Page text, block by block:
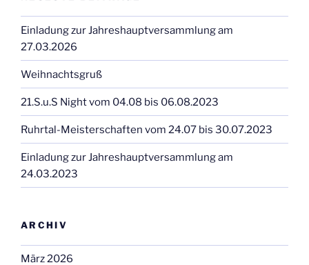
Einladung zur Jahreshauptversammlung am
27.03.2026
Weihnachtsgruß
21.S.u.S Night vom 04.08 bis 06.08.2023
Ruhrtal-Meisterschaften vom 24.07 bis 30.07.2023
Einladung zur Jahreshauptversammlung am
24.03.2023
ARCHIV
März 2026